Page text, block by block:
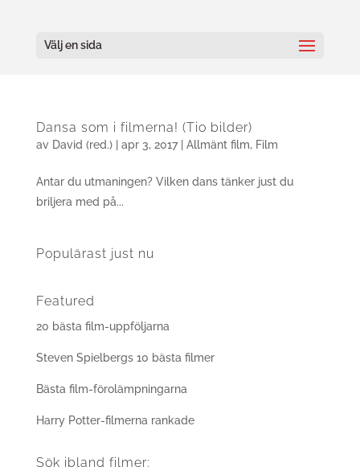
Välj en sida
Dansa som i filmerna! (Tio bilder)
av David (red.)| apr 3, 2017| Allmänt film, Film
Antar du utmaningen? Vilken dans tänker just du
briljera med på...
Populärast just nu
Featured
20 bästa film-uppföljarna
Steven Spielbergs 10 bästa filmer
Bästa film-förolämpningarna
Harry Potter-filmerna rankade
Sök ibland filmer: